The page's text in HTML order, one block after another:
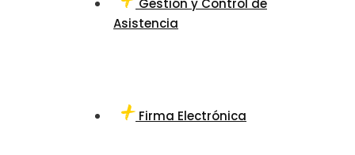
Gestión y Control de
Asistencia
Firma Electrónica